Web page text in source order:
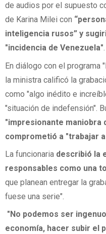
de audios por el supuesto
de Karina Milei con
inteligencia rusos” y
"incidencia de Venezuela".
En diálogo con el programa
la ministra calificó la
como "algo inédito e
"situación de indefensión".
"impresionante maniobra
comprometió a "trabajar
La funcionaria describió la
responsables como una
que planean entregar la
fuese una serie".
"No podemos ser
economía, hacer subir el